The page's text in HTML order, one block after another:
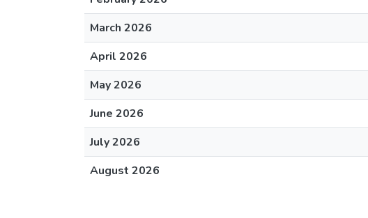
March 2026
April 2026
May 2026
June 2026
July 2026
August 2026